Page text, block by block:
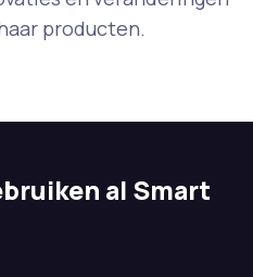
producten.
al Smart